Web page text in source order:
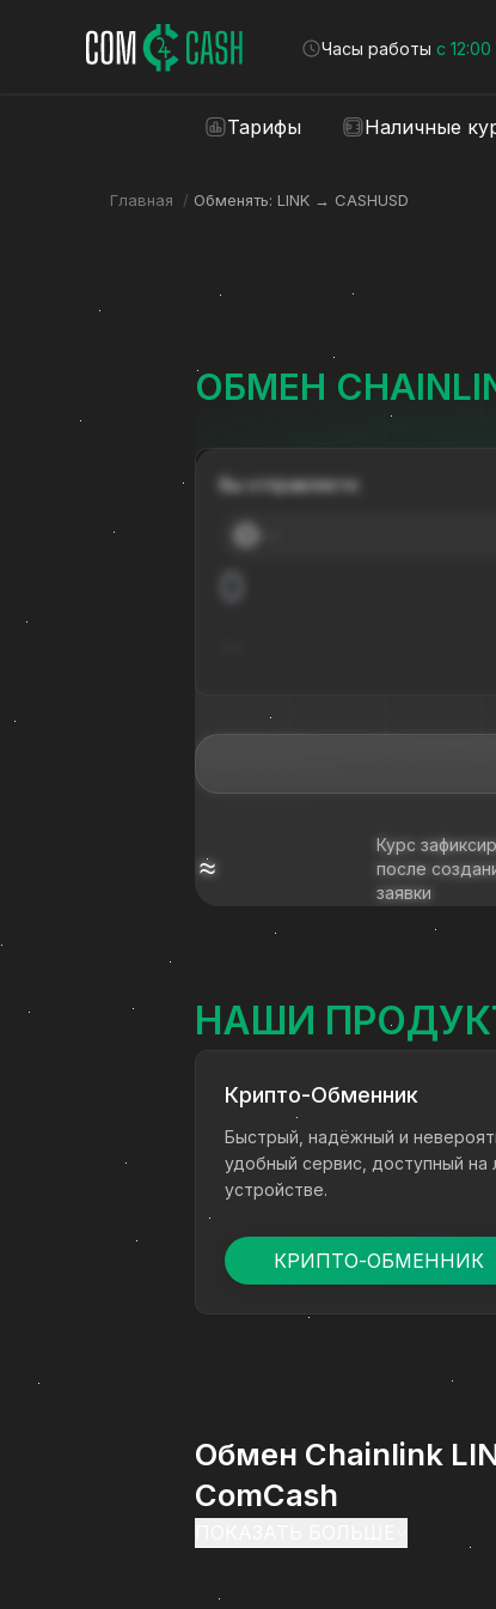
Часы работы с
Тарифы Наличные
Главная / Обменять: LINK → CASHUSD
ОБМЕН
Вы отправляете:
≈
Курс
после
заявки
НАШИ
Крипто-Обменник
Быстрый, надёжный и
удобный сервис, доступный
устройстве.
КРИПТО-ОБМЕННИК
Обмен Chainlink
ComCash
Обмен Chainlink LINK на